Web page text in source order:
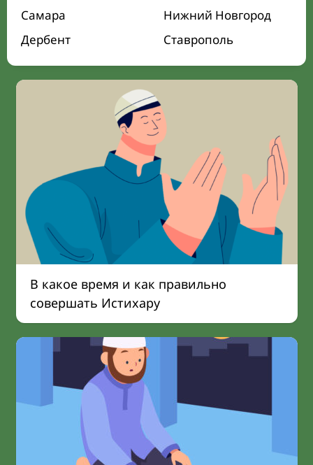
Самара
Нижний Новгород
Дербент
Ставрополь
В какое время и как правильно
совершать Истихару